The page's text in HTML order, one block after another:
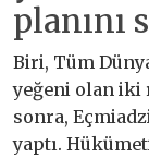
planını
Biri, Tüm
yeğeni olan iki
sonra,
yaptı.